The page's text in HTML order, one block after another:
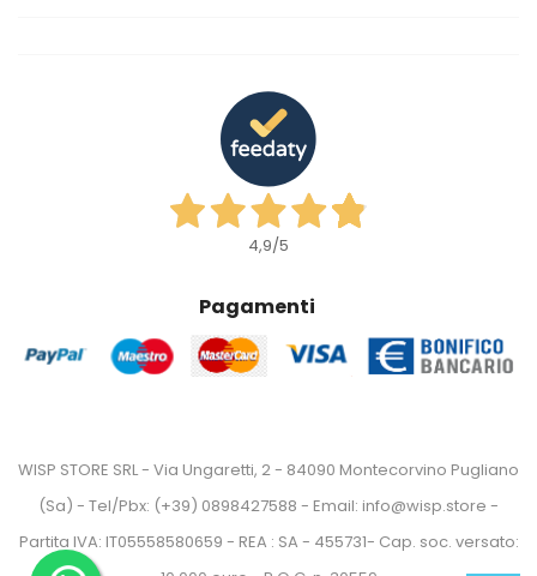
4,9/5
Pagamenti
WISP STORE SRL - Via Ungaretti, 2 - 84090 Montecorvino Pugliano
(Sa) - Tel/Pbx: (+39) 0898427588 - Email: info@wisp.store -
Partita IVA: IT05558580659 - REA : SA - 455731- Cap. soc. versato: